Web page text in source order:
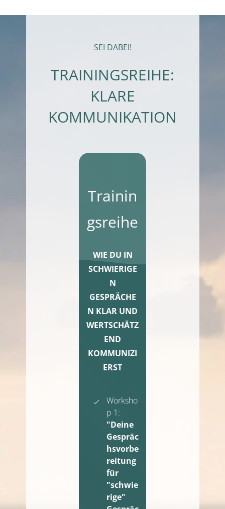
SEI DABEI!
TRAININGSREIHE:
KLARE
KOMMUNIKATION
Trainin
gsreihe
WIE DU IN
SCHWIERIGE
N
GESPRÄCHE
N KLAR UND
WERTSCHÄTZ
END
KOMMUNIZI
ERST
Worksho
p 1:
"Deine
Gespräc
hsvorbe
reitung
für
"schwie
rige"